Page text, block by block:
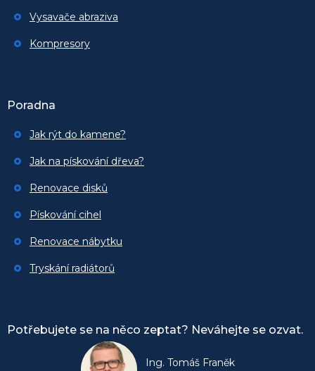
Vysavače abraziva
Kompresory
Poradna
Jak rýt do kamene?
Jak na pískování dřeva?
Renovace disků
Pískování cihel
Renovace nábytku
Tryskání radiátorů
Potřebujete se na něco zeptat? Neváhejte se ozvat.
Ing. Tomáš Franěk